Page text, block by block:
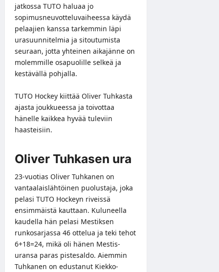
jatkossa TUTO haluaa jo
sopimusneuvotteluvaiheessa käydä
pelaajien kanssa tarkemmin läpi
urasuunnitelmia ja sitoutumista
seuraan, jotta yhteinen aikajänne on
molemmille osapuolille selkeä ja
kestävällä pohjalla.
TUTO Hockey kiittää Oliver Tuhkasta
ajasta joukkueessa ja toivottaa
hänelle kaikkea hyvää tuleviin
haasteisiin.
Oliver Tuhkasen ura
23-vuotias Oliver Tuhkanen on
vantaalaislähtöinen puolustaja, joka
pelasi TUTO Hockeyn riveissä
ensimmäistä kauttaan. Kuluneella
kaudella hän pelasi Mestiksen
runkosarjassa 46 ottelua ja teki tehot
6+18=24, mikä oli hänen Mestis-
uransa paras pistesaldo. Aiemmin
Tuhkanen on edustanut Kiekko-